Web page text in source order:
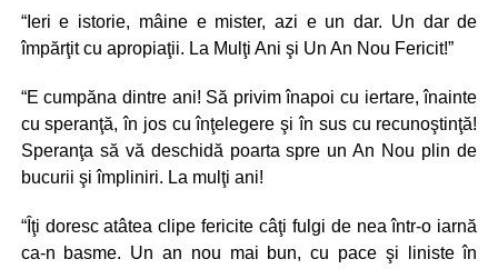
“Ieri e istorie, mâine e mister, azi e un dar. Un dar de
împărţit cu apropiaţii. La Mulţi Ani şi Un An Nou Fericit!”
“E cumpăna dintre ani! Să privim înapoi cu iertare, înainte
cu speranţă, în jos cu înţelegere şi în sus cu recunoştinţă!
Speranţa să vă deschidă poarta spre un An Nou plin de
bucurii şi împliniri. La mulţi ani!
“Îţi doresc atâtea clipe fericite câţi fulgi de nea într-o iarnă
ca-n basme. Un an nou mai bun, cu pace şi liniste în